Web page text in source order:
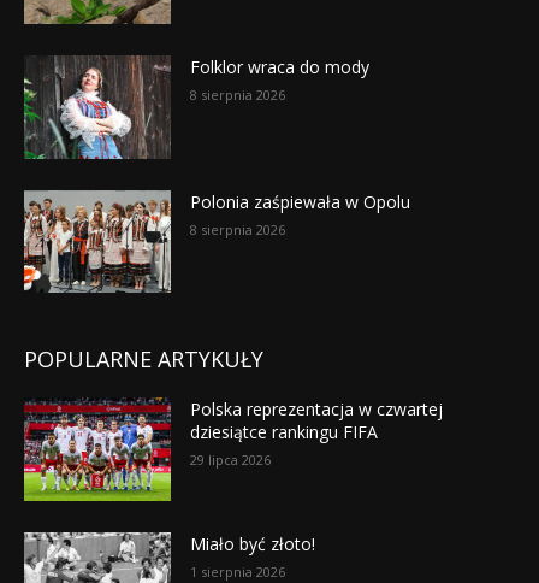
Folklor wraca do mody
8 sierpnia 2026
Polonia zaśpiewała w Opolu
8 sierpnia 2026
POPULARNE ARTYKUŁY
Polska reprezentacja w czwartej
dziesiątce rankingu FIFA
29 lipca 2026
Miało być złoto!
1 sierpnia 2026